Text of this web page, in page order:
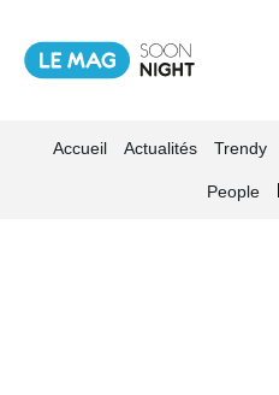
Accueil Actualités Trendy
People